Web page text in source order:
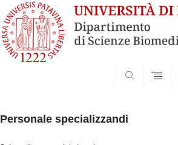
contenuto
Personale specializzandi